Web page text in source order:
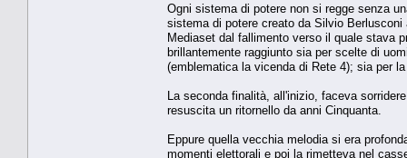
Ogni sistema di potere non si regge senza
sistema di potere creato da Silvio
Mediaset dal fallimento verso il quale stava
brillantemente raggiunto sia per scelte di
(emblematica la vicenda di Rete 4); sia per
La seconda finalità, all'inizio, faceva
resuscita un ritornello da anni Cinquanta.
Eppure quella vecchia melodia si era
momenti elettorali e poi la rimetteva nel